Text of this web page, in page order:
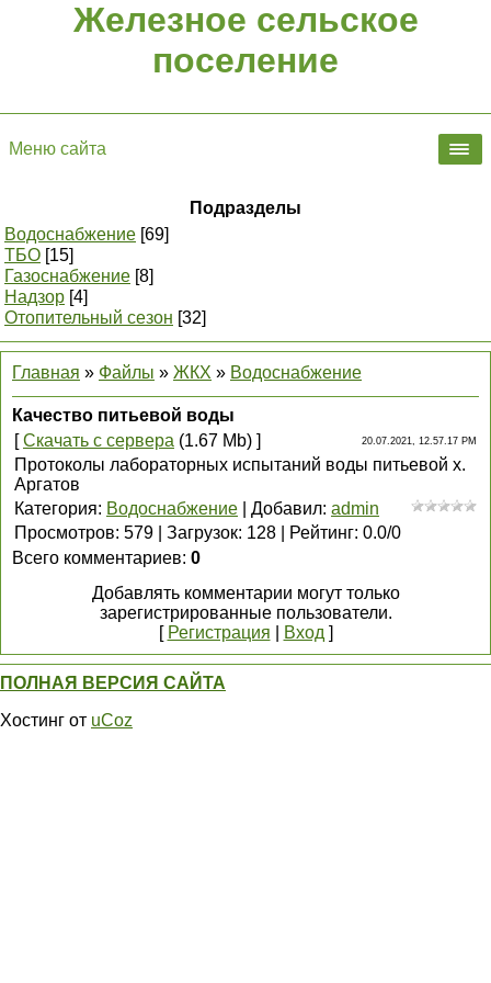
Железное сельское
поселение
Меню сайта
Подразделы
Водоснабжение [69]
ТБО [15]
Газоснабжение [8]
Надзор [4]
Отопительный сезон [32]
Главная » Файлы » ЖКХ » Водоснабжение
Качество питьевой воды
[Скачать с сервера (1.67 Mb) ] 20.07.2021, 12.57.17 PM
Протоколы лабораторных испытаний воды питьевой х.
Аргатов
Категория: Водоснабжение Добавил: admin
Просмотров: 579 Загрузок: 128 Рейтинг: 0.0/0
Всего комментариев: 0
Добавлять комментарии могут только
зарегистрированные пользователи.
[ Регистрация Вход ]
ПОЛНАЯ ВЕРСИЯ САЙТА
Хостинг от uCoz